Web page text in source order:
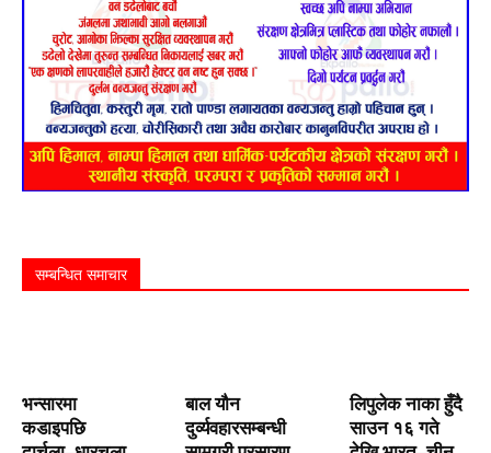
सम्बन्धित समाचार
भन्सारमा
कडाइपछि
बाल यौन
दुर्व्यवहारसम्बन्धी
लिपुलेक नाका हुँदै
साउन १६ गते